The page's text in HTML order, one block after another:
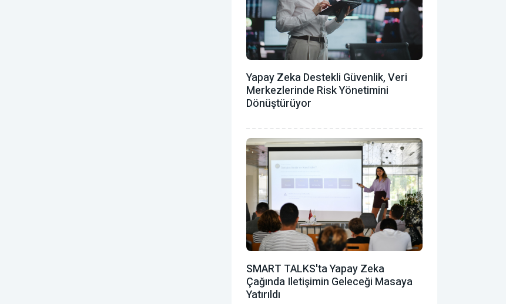
Yapay Zeka Destekli Güvenlik, Veri
Merkezlerinde Risk Yönetimini
Dönüştürüyor
SMART TALKS'ta Yapay Zeka
Çağında Iletişimin Geleceği Masaya
Yatırıldı